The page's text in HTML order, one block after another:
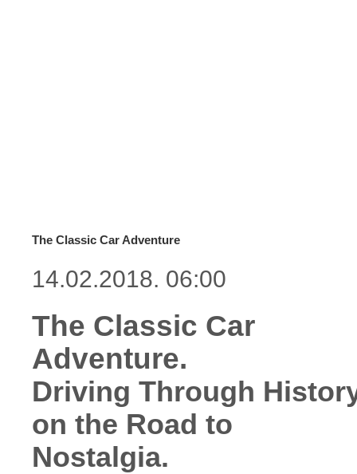
The Classic Car Adventure
14.02.2018. 06:00
The Classic Car
Adventure.
Driving Through
on the Road to
Nostalgia.